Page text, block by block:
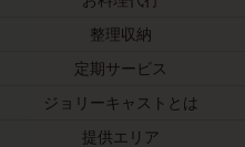
整理収納
定期サービス
ジョリーキャストとは
提供エリア